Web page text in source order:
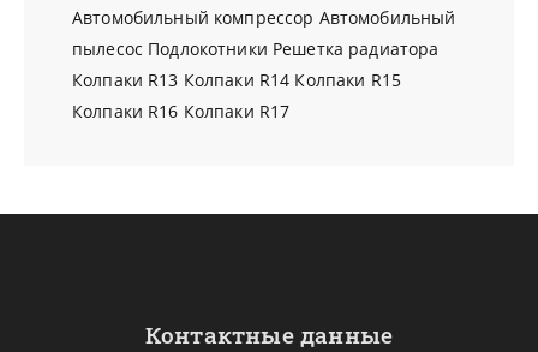
Автомобильный компрессор Автомобильный
пылесос Подлокотники Решетка радиатора
Колпаки R13 Колпаки R14 Колпаки R15
Колпаки R16 Колпаки R17
Контактные данные